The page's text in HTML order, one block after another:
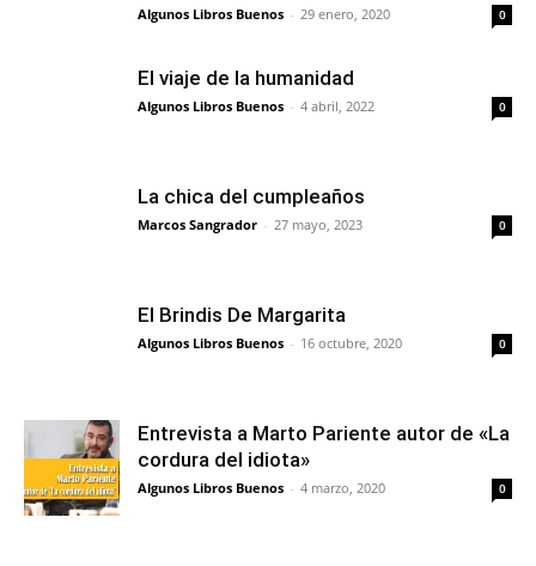
Algunos Libros Buenos - 29 enero, 2020 0
El viaje de la humanidad
Algunos Libros Buenos - 4 abril, 2022 0
La chica del cumpleaños
Marcos Sangrador - 27 mayo, 2023 0
El Brindis De Margarita
Algunos Libros Buenos - 16 octubre, 2020 0
Entrevista a Marto Pariente autor de «La
cordura del idiota»
Algunos Libros Buenos - 4 marzo, 2020 0